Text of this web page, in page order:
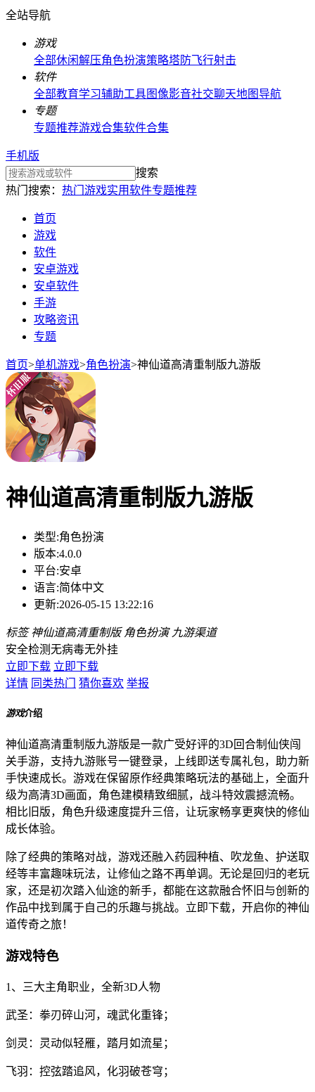
全站导航
游戏
全部休闲解压角色扮演策略塔防飞行射击
软件
全部教育学习辅助工具图像影音社交聊天地图导航
专题
专题推荐游戏合集软件合集
手机版
搜索
热门搜索： 热门游戏实用软件专题推荐
首页
游戏
软件
安卓游戏
安卓软件
手游
攻略资讯
专题
首页>单机游戏>角色扮演>神仙道高清重制版九游版
神仙道高清重制版九游版
类型:角色扮演
版本:4.0.0
平台:安卓
语言:简体中文
更新:2026-05-15 13:22:16
标签 神仙道高清重制版 角色扮演 九游渠道
安全检测无病毒无外挂
立即下载 立即下载
详情 同类热门 猜你喜欢 举报
游戏介绍
神仙道高清重制版九游版是一款广受好评的3D回合制仙侠闯
关手游，支持九游账号一键登录，上线即送专属礼包，助力新
手快速成长。游戏在保留原作经典策略玩法的基础上，全面升
级为高清3D画面，角色建模精致细腻，战斗特效震撼流畅。
相比旧版，角色升级速度提升三倍，让玩家畅享更爽快的修仙
成长体验。
除了经典的策略对战，游戏还融入药园种植、吹龙鱼、护送取
经等丰富趣味玩法，让修仙之路不再单调。无论是回归的老玩
家，还是初次踏入仙途的新手，都能在这款融合怀旧与创新的
作品中找到属于自己的乐趣与挑战。立即下载，开启你的神仙
道传奇之旅！
游戏特色
1、三大主角职业，全新3D人物
武圣：拳刃碎山河，魂武化重锋；
剑灵：灵动似轻雁，踏月如流星；
飞羽：控弦踏追风，化羽破苍穹；